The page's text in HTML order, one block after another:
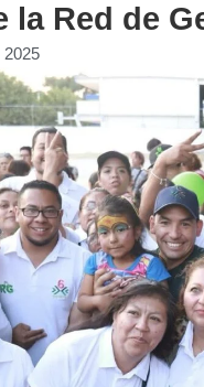
la Red de
2025